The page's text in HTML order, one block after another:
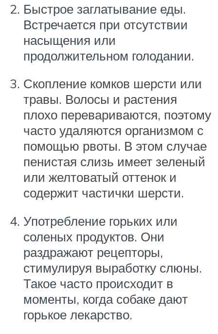
Быстрое заглатывание еды.
Встречается при отсутствии
насыщения или
продолжительном голодании.
Скопление комков шерсти или
травы. Волосы и растения
плохо перевариваются, поэтому
часто удаляются организмом с
помощью рвоты. В этом случае
пенистая слизь имеет зеленый
или желтоватый оттенок и
содержит частички шерсти.
Употребление горьких или
соленых продуктов. Они
раздражают рецепторы,
стимулируя выработку слюны.
Такое часто происходит в
моменты, когда собаке дают
горькое лекарство.